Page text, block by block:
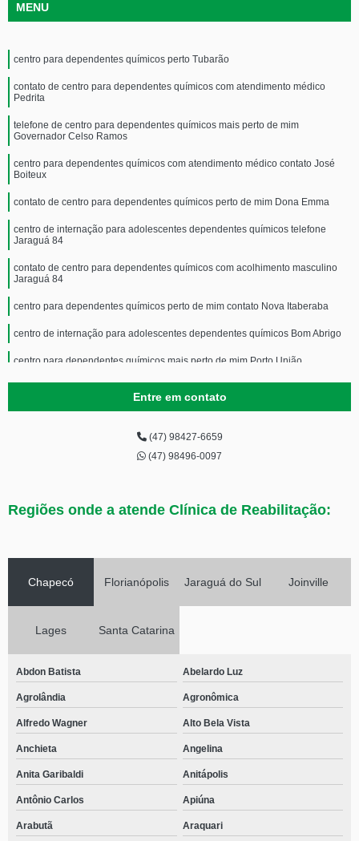
MENU
centro para dependentes químicos perto Tubarão
contato de centro para dependentes químicos com atendimento médico
Pedrita
telefone de centro para dependentes químicos mais perto de mim
Governador Celso Ramos
centro para dependentes químicos com atendimento médico contato José
Boiteux
contato de centro para dependentes químicos perto de mim Dona Emma
centro de internação para adolescentes dependentes químicos telefone
Jaraguá 84
contato de centro para dependentes químicos com acolhimento masculino
Jaraguá 84
centro para dependentes químicos perto de mim contato Nova Itaberaba
centro de internação para adolescentes dependentes químicos Bom Abrigo
centro para dependentes químicos mais perto de mim Porto União
Entre em contato
(47) 98427-6659
(47) 98496-0097
Regiões onde a atende Clínica de Reabilitação:
Chapecó Florianópolis Jaraguá do Sul Joinville
Lages Santa Catarina
Abdon Batista Abelardo Luz
Agrolândia Agronômica
Alfredo Wagner Alto Bela Vista
Anchieta Angelina
Anita Garibaldi Anitápolis
Antônio Carlos Apiúna
Arabutã Araquari